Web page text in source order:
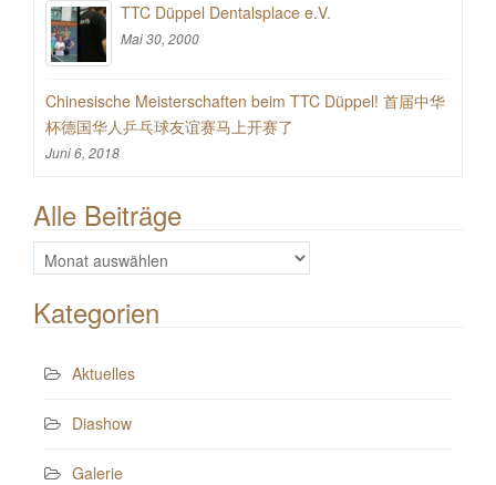
TTC Düppel Dentalsplace e.V.
Mai 30, 2000
Chinesische Meisterschaften beim TTC Düppel! 首届中华
杯德国华人乒乓球友谊赛马上开赛了
Juni 6, 2018
Alle Beiträge
Alle
Beiträge
Kategorien
Aktuelles
Diashow
Galerie